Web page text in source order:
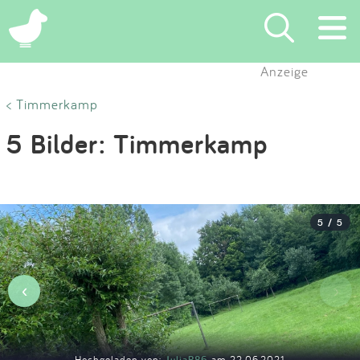
×
Eintragen
Blog
Partner
Kontakt
Anzeige
< Timmerkamp
5 Bilder: Timmerkamp
5 / 5
‹ ›